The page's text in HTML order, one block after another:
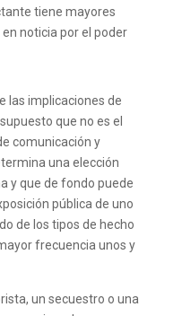
tiene mayores
noticia por el poder
las implicaciones de
que no es el
comunicación y
una elección
y que de fondo puede
pública de uno
de los tipos de hecho
frecuencia unos y
un secuestro o una